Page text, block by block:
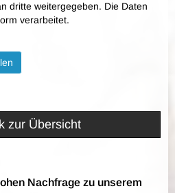
dritte weitergegeben. Die Daten
verarbeitet.
zur Übersicht
Nachfrage zu unserem